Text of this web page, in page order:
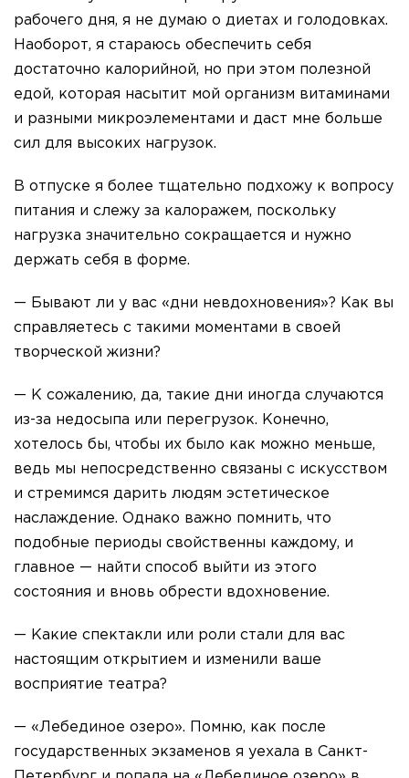
рабочего дня, я не думаю о диетах и голодовках.
Наоборот, я стараюсь обеспечить себя
достаточно калорийной, но при этом полезной
едой, которая насытит мой организм витаминами
и разными микроэлементами и даст мне больше
сил для высоких нагрузок.
В отпуске я более тщательно подхожу к вопросу
питания и слежу за калоражем, поскольку
нагрузка значительно сокращается и нужно
держать себя в форме.
— Бывают ли у вас «дни невдохновения»? Как вы
справляетесь с такими моментами в своей
творческой жизни?
— К сожалению, да, такие дни иногда случаются
из-за недосыпа или перегрузок. Конечно,
хотелось бы, чтобы их было как можно меньше,
ведь мы непосредственно связаны с искусством
и стремимся дарить людям эстетическое
наслаждение. Однако важно помнить, что
подобные периоды свойственны каждому, и
главное — найти способ выйти из этого
состояния и вновь обрести вдохновение.
— Какие спектакли или роли стали для вас
настоящим открытием и изменили ваше
восприятие театра?
— «Лебединое озеро». Помню, как после
государственных экзаменов я уехала в Санкт-